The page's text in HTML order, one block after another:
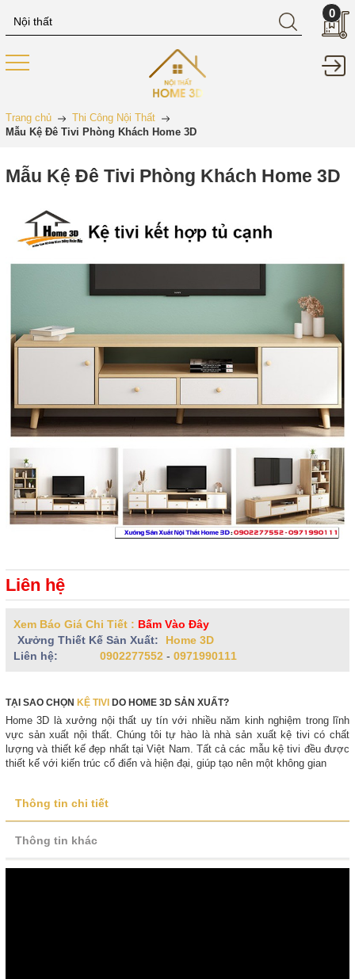
0
Trang chủ
Thi Công Nội Thất
Mẫu Kệ Đê Tivi Phòng Khách Home 3D
Mẫu Kệ Đê Tivi Phòng Khách Home 3D
Liên hệ
Xem Báo Giá Chi Tiết : Bấm Vào Đây
Xưởng Thiết Kế Sản Xuất:
Home 3D
Liên hệ:
0902277552 - 0971990111
TẠI SAO CHỌN KỆ TIVI DO HOME 3D SẢN XUẤT?
Home 3D là xưởng nội thất uy tín với nhiều năm kinh nghiệm trong lĩnh
vực sản xuất nội thất. Chúng tôi tự hào là nhà sản xuất kệ tivi có chất
lượng và thiết kế đẹp nhất tại Việt Nam. Tất cả các mẫu kệ tivi đều được
thiết kế với kiến trúc cổ điển và hiện đại, giúp tạo nên một không gian
Thông tin chi tiết
Thông tin khác